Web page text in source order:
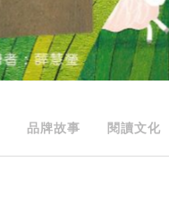
品牌故事 閱讀文化